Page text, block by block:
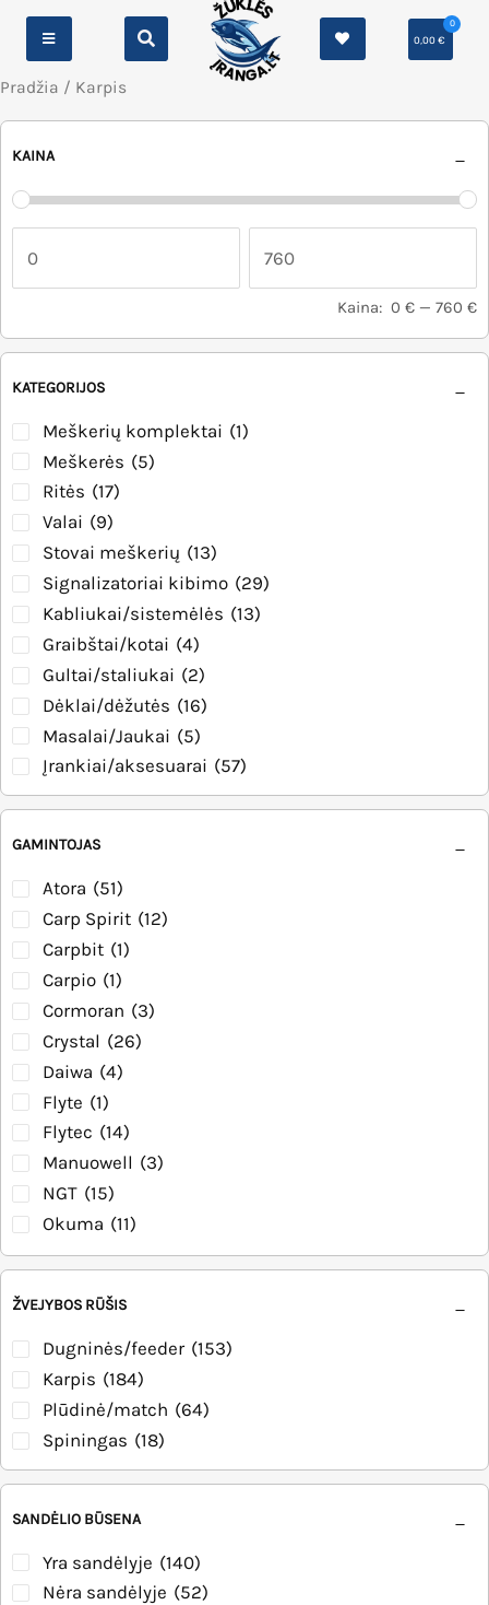
0,00€
0
Pradžia / Karpis
KAINA
Kaina: 0 € — 760 €
KATEGORIJOS
Meškerių komplektai (1)
Meškerės (5)
Ritės (17)
Valai (9)
Stovai meškerių (13)
Signalizatoriai kibimo (29)
Kabliukai/sistemėlės (13)
Graibštai/kotai (4)
Gultai/staliukai (2)
Dėklai/dėžutės (16)
Masalai/Jaukai (5)
Įrankiai/aksesuarai (57)
GAMINTOJAS
Atora (51)
Carp Spirit (12)
Carpbit (1)
Carpio (1)
Cormoran (3)
Crystal (26)
Daiwa (4)
Flyte (1)
Flytec (14)
Manuowell (3)
NGT (15)
Okuma (11)
Owner (7)
Seaman (1)
Shimano (1)
Smax (2)
Sufix (2)
ŽVEJYBOS RŪŠIS
Dugninės/feeder (153)
Karpis (184)
Plūdinė/match (64)
Spiningas (18)
SANDĖLIO BŪSENA
Yra sandėlyje (140)
Nėra sandėlyje (52)